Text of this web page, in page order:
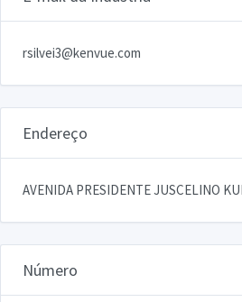
rsilvei3@kenvue.com
Endereço
AVENIDA PRESIDENTE JUSCELINO
Número